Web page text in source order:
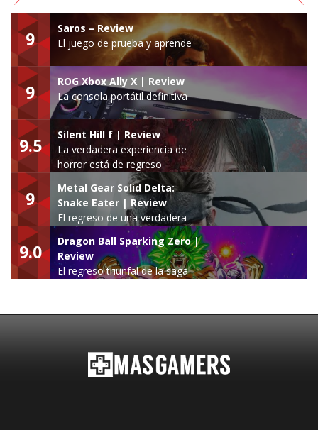
9
Saros – Review
El juego de prueba y aprende
9
ROG Xbox Ally X | Review
La consola portátil definitiva
9.5
Silent Hill f | Review
La verdadera experiencia de
horror está de regreso
9
Metal Gear Solid Delta:
Snake Eater | Review
El regreso de una verdadera
leyenda
9.0
Dragon Ball Sparking Zero |
Review
El regreso triunfal de la saga